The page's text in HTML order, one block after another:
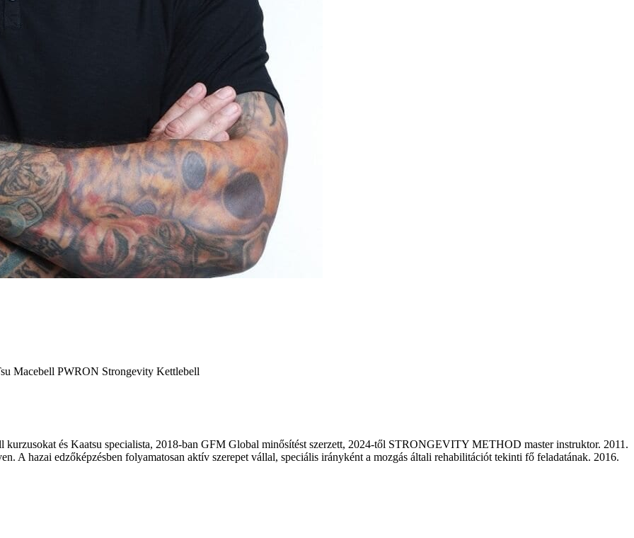
Macebell PWRON Strongevity Kettlebell
és Kaatsu specialista, 2018-ban GFM Global minősítést szerzett, 2024-től STRONGEVITY METHOD master instruktor. 2011.
A hazai edzőképzésben folyamatosan aktív szerepet vállal, speciális irányként a mozgás általi rehabilitációt tekinti fő feladatának. 2016.